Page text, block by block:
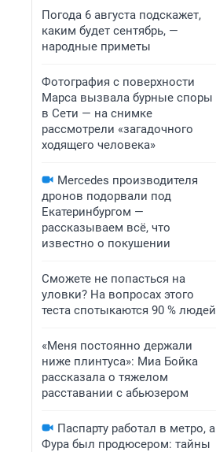
Погода 6 августа подскажет,
каким будет сентябрь, —
народные приметы
Фотография с поверхности
Марса вызвала бурные споры
в Сети — на снимке
рассмотрели «загадочного
ходящего человека»
Mercedes производителя
дронов подорвали под
Екатеринбургом —
рассказываем всё, что
известно о покушении
Сможете не попасться на
уловки? На вопросах этого
теста спотыкаются 90 % людей
«Меня постоянно держали
ниже плинтуса»: Миа Бойка
рассказала о тяжелом
расставании с абьюзером
Паспарту работал в метро, а
Фура был продюсером: тайны